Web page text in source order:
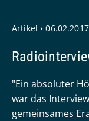
Artikel • 06.02.2017
"Ein absoluter
war das
gemeinsames